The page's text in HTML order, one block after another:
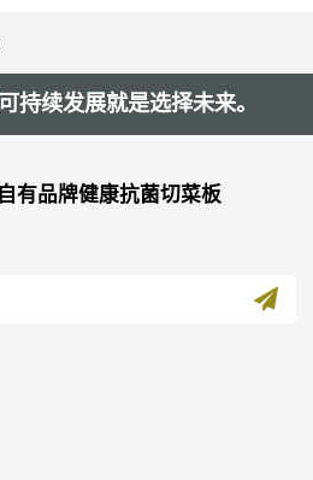
续发展就是选择未来。
有品牌健康抗菌切菜板